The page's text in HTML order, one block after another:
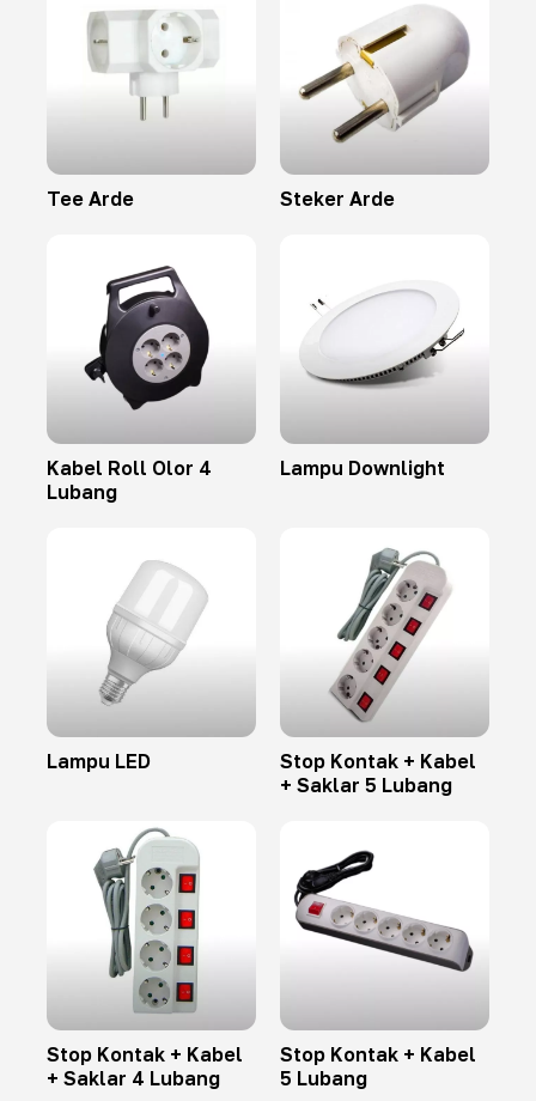
Tee Arde Steker Arde
Kabel Roll Olor 4
Lubang
Lampu Downlight
Lampu LED
Stop Kontak + Kabel
+ Saklar 5 Lubang
Stop Kontak + Kabel
+ Saklar 4 Lubang
Stop Kontak + Kabel
5 Lubang